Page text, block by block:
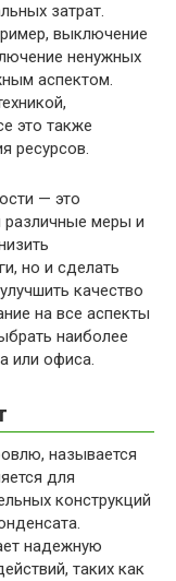
затрат.
выключение
ненужных
аспектом.
это также
ресурсов.
— это
меры и
но и сделать
качество
на все аспекты
наиболее
или офиса.
называется
для
конструкций
надежную
таких как